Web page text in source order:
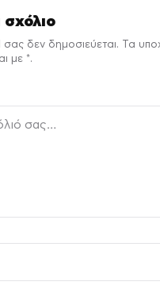
σας δεν δημοσιεύεται. Τα
με *.